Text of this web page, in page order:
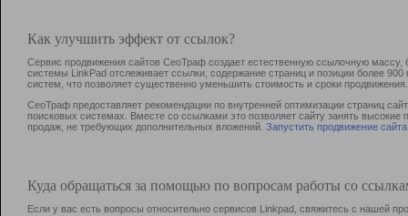
Как улучшить эффект от ссылок?
Сервис продвижения сайтов СеоТраф создает естественную ссылочную
системы LinkPad отслеживает ссылки, содержание страниц и позиции более
систем, что позволяет существенно уменьшить стоимость и сроки продвижения.
СеоТраф предоставляет рекомендации по внутренней оптимизации страниц
поисковых системах. Вместе со ссылками это позволяет сайту занять
продаж, не требующих дополнительных вложений. Запустить продвижение сайта
Куда обращаться за помощью по вопросам работы со
Если у вас есть вопросы относительно сервисов Linkpad, свяжитесь с нашей